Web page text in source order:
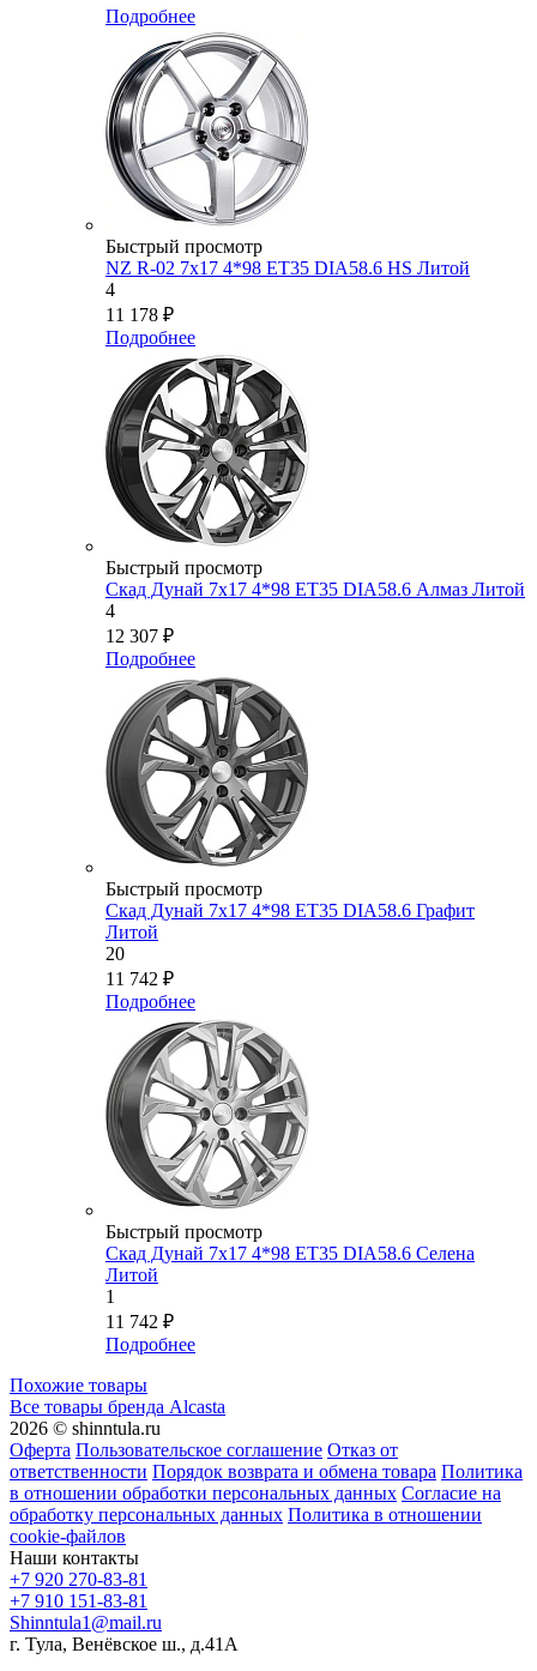
Подробнее
Быстрый просмотр
NZ R-02 7x17 4*98 ET35 DIA58.6 HS Литой
4
11 178 ₽
Подробнее
Быстрый просмотр
Скад Дунай 7x17 4*98 ET35 DIA58.6 Алмаз Литой
4
12 307 ₽
Подробнее
Быстрый просмотр
Скад Дунай 7x17 4*98 ET35 DIA58.6 Графит
Литой
20
11 742 ₽
Подробнее
Быстрый просмотр
Скад Дунай 7x17 4*98 ET35 DIA58.6 Селена
Литой
1
11 742 ₽
Подробнее
Похожие товары
Все товары бренда Alcasta
2026 © shinntula.ru
Оферта Пользовательское соглашение Отказ от
ответственности Порядок возврата и обмена товара Политика
в отношении обработки персональных данных Согласие на
обработку персональных данных Политика в отношении
cookie-файлов
Наши контакты
+7 920 270-83-81
+7 910 151-83-81
Shinntula1@mail.ru
г. Тула, Венёвское ш., д.41А